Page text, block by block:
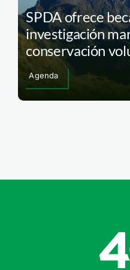
SPDA ofrece
investigación
conservación
Agenda